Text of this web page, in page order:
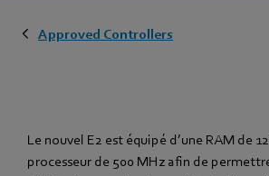
Approved Controllers
Le nouvel E2 est équipé d’une RAM de
processeur de 500 MHz afin de